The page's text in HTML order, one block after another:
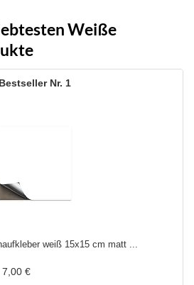
Weiße
1
weiß 15x15 cm matt ...
7,00 €